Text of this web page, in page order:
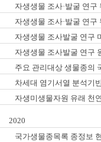
자생생물 조사·발굴 연
록/신종 발굴표
자생생물 조사·발굴 연
자생생물 조사발굴 연구
자생생물 조사발굴 연구
주요 관리대상 생물종의
차세대 염기서열 분석기
도)
자생미생물자원 유래 천
2020
국가생물종목록 종정보